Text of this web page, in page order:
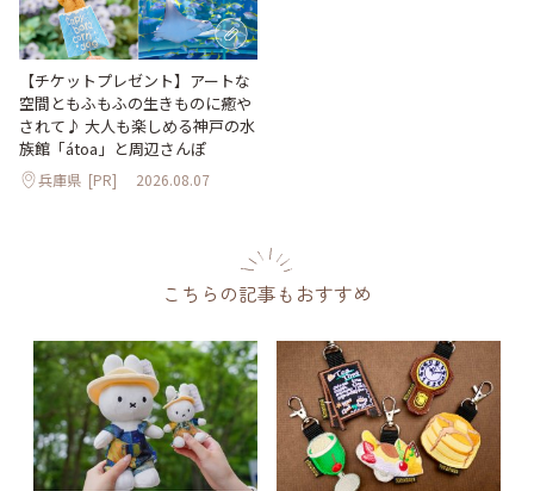
【チケットプレゼント】アートな
空間ともふもふの生きものに癒や
されて♪ 大人も楽しめる神戸の水
族館「átoa」と周辺さんぽ
兵庫県 [PR] 2026.08.07
こちらの記事もおすすめ